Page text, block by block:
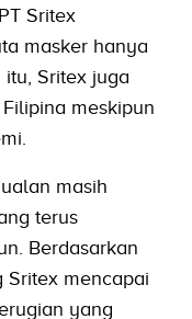
Sritex
masker hanya
Sritex juga
meskipun
masih
terus
Berdasarkan
Sritex mencapai
yang